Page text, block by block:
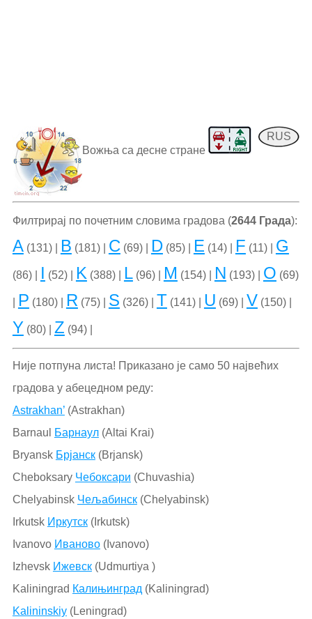
RUS
Вожња са десне стране
Филтрирај по почетним словима градова (2644 Града):
A(131) | B (181) | C (69) | D(85) | E (14) | F (11) | G
(86) | I (52) | K (388) | L(96) | M (154) | N (193) | O (69)
P (180) | R (75) | S (326) | T (141) | U (69) | V (150) |
Y (80) | Z (94) |
Није потпуна листа! Приказано је само 50 највећих
градова у абецедном реду:
Astrakhan’(Astrakhan)
Barnaul
Барнаул(Altai Krai)
Bryansk Брјанск(Brjansk)
Cheboksary Чебоксари (Chuvashia)
Chelyabinsk Чељабинск(Chelyabinsk)
Irkutsk Иркутск(Irkutsk)
Ivanovo Иваново(Ivanovo)
Izhevsk Ижевск(Udmurtiya )
Kaliningrad Калињинград (Kaliningrad)
Kalininskiy(Leningrad)